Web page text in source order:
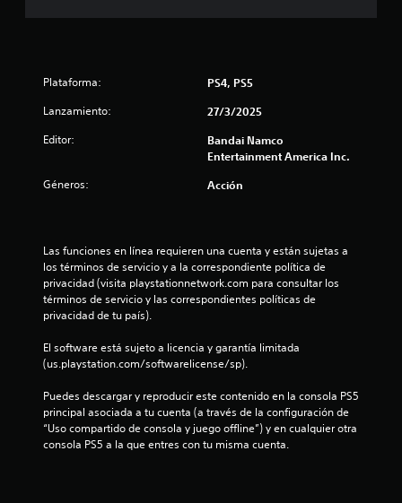
Plataforma: PS4, PS5
Lanzamiento: 27/3/2025
Editor:
Bandai Namco
Entertainment America Inc.
Géneros: Acción
Las funciones en línea requieren una cuenta y están sujetas a
los términos de servicio y a la correspondiente política de
privacidad (visita playstationnetwork.com para consultar los
términos de servicio y las correspondientes políticas de
privacidad de tu país).
El software está sujeto a licencia y garantía limitada
(us.playstation.com/softwarelicense/sp).
Puedes descargar y reproducir este contenido en la consola PS5
principal asociada a tu cuenta (a través de la configuración de
“Uso compartido de consola y juego offline”) y en cualquier otra
consola PS5 a la que entres con tu misma cuenta.